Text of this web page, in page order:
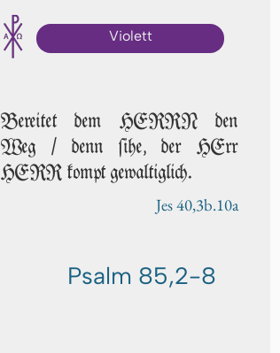
Violett
Bereitet dem HERRN den
Weg / denn ſi­he, der HErr
HERR kompt gewaltiglich.
Jes 40,3b.10a
Psalm 85,2-8